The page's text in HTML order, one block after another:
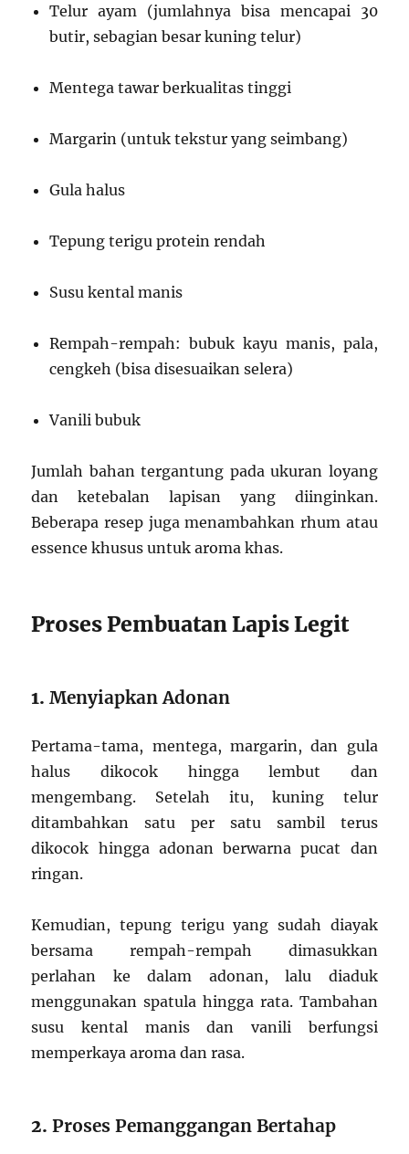
Telur ayam (jumlahnya bisa mencapai 30
butir, sebagian besar kuning telur)
Mentega tawar berkualitas tinggi
Margarin (untuk tekstur yang seimbang)
Gula halus
Tepung terigu protein rendah
Susu kental manis
Rempah-rempah: bubuk kayu manis, pala,
cengkeh (bisa disesuaikan selera)
Vanili bubuk
Jumlah bahan tergantung pada ukuran loyang
dan ketebalan lapisan yang diinginkan.
Beberapa resep juga menambahkan rhum atau
essence khusus untuk aroma khas.
Proses Pembuatan Lapis Legit
1.Menyiapkan Adonan
Pertama-tama, mentega, margarin, dan gula
halus dikocok hingga lembut dan
mengembang. Setelah itu, kuning telur
ditambahkan satu per satu sambil terus
dikocok hingga adonan berwarna pucat dan
ringan.
Kemudian, tepung terigu yang sudah diayak
bersama rempah-rempah dimasukkan
perlahan ke dalam adonan, lalu diaduk
menggunakan spatula hingga rata. Tambahan
susu kental manis dan vanili berfungsi
memperkaya aroma dan rasa.
2.Proses Pemanggangan Bertahap